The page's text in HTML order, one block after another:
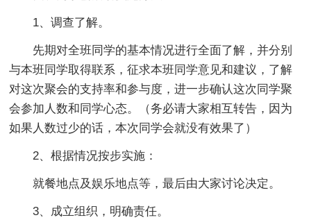
1、调查了解。
先期对全班同学的基本情况进行全面了解，并分别
与本班同学取得联系，征求本班同学意见和建议，了解
对这次聚会的支持率和参与度，进一步确认这次同学聚
会参加人数和同学心态。（务必请大家相互转告，因为
如果人数过少的话，本次同学会就没有效果了）
2、根据情况按步实施：
就餐地点及娱乐地点等，最后由大家讨论决定。
3、成立组织，明确责任。